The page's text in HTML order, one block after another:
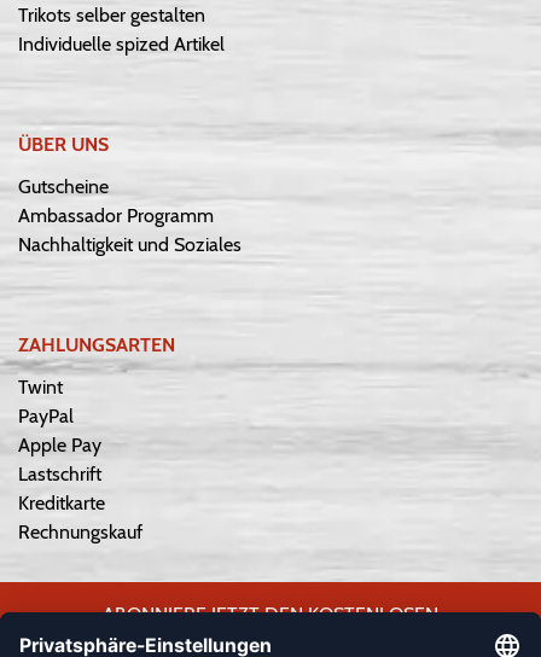
Trikots selber gestalten
Individuelle spized Artikel
ÜBER UNS
Gutscheine
Ambassador Programm
Nachhaltigkeit und Soziales
ZAHLUNGSARTEN
Twint
PayPal
Apple Pay
Lastschrift
Kreditkarte
Rechnungskauf
ABONNIERE JETZT DEN KOSTENLOSEN
WEPLAYVOLLEYBALL-NEWSLETTER UND VERPASSE KEINE